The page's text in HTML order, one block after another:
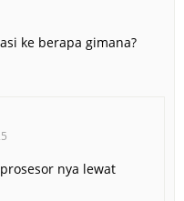
ke berapa gimana?
nya lewat